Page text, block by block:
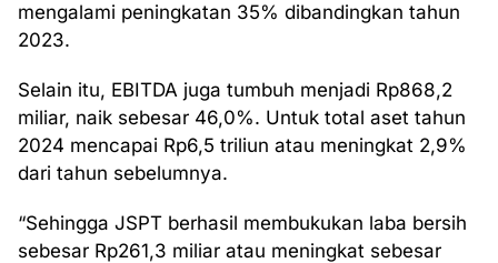
mengalami peningkatan 35% dibandingkan tahun
2023.
Selain itu, EBITDA juga tumbuh menjadi Rp868,2
miliar, naik sebesar 46,0%. Untuk total aset tahun
2024 mencapai Rp6,5 triliun atau meningkat 2,9%
dari tahun sebelumnya.
“Sehingga JSPT berhasil membukukan laba bersih
sebesar Rp261,3 miliar atau meningkat sebesar